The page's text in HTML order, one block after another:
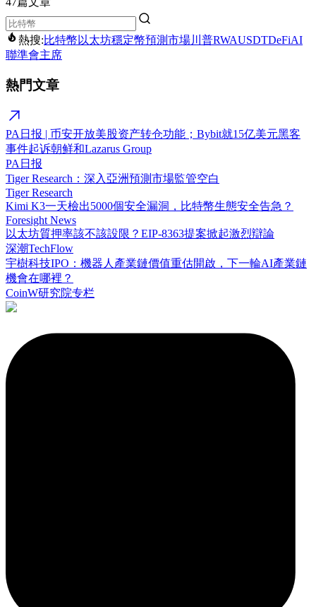
熱搜:比特幣 以太坊穩定幣預測市場川普RWAUSDTDeFiAI
聯準會主席
熱門文章
PA日报 | 币安开放美股资产转仓功能；Bybit就15亿美元黑客
事件起诉朝鲜和Lazarus Group
PA日报
Tiger Research：深入亞洲預測市場監管空白
Tiger Research
Kimi K3一天檢出5000個安全漏洞，比特幣生態安全告急？
Foresight News
以太坊質押率該不該設限？EIP-8363提案掀起激烈辯論
深潮TechFlow
宇樹科技IPO：機器人產業鏈價值重估開啟，下一輪AI產業鏈
機會在哪裡？
CoinW研究院专栏